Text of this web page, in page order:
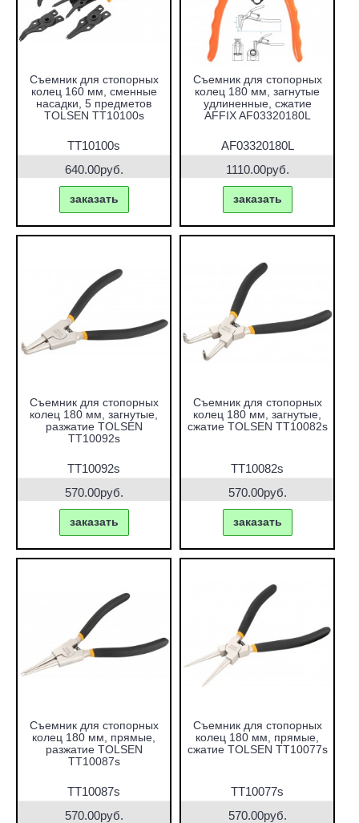
Съемник для стопорных
колец 160 мм, сменные
насадки, 5 предметов
TOLSEN TT10100s
TT10100s
640.00руб.
заказать
Съемник для стопорных
колец 180 мм, загнутые
удлиненные, сжатие
AFFIX AF03320180L
AF03320180L
1110.00руб.
заказать
Съемник для стопорных
колец 180 мм, загнутые,
разжатие TOLSEN
TT10092s
TT10092s
570.00руб.
заказать
Съемник для стопорных
колец 180 мм, загнутые,
сжатие TOLSEN TT10082s
TT10082s
570.00руб.
заказать
Съемник для стопорных
колец 180 мм, прямые,
разжатие TOLSEN
TT10087s
TT10087s
570.00руб.
Съемник для стопорных
колец 180 мм, прямые,
сжатие TOLSEN TT10077s
TT10077s
570.00руб.